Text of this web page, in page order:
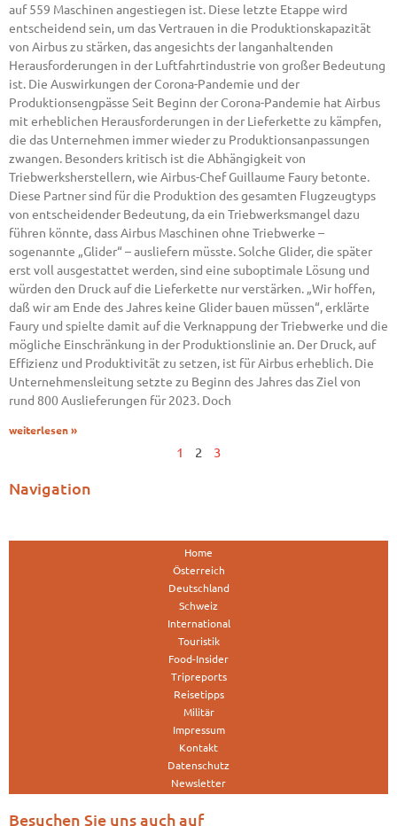
auf 559 Maschinen angestiegen ist. Diese letzte Etappe wird
entscheidend sein, um das Vertrauen in die Produktionskapazität
von Airbus zu stärken, das angesichts der langanhaltenden
Herausforderungen in der Luftfahrtindustrie von großer Bedeutung
ist. Die Auswirkungen der Corona-Pandemie und der
Produktionsengpässe Seit Beginn der Corona-Pandemie hat Airbus
mit erheblichen Herausforderungen in der Lieferkette zu kämpfen,
die das Unternehmen immer wieder zu Produktionsanpassungen
zwangen. Besonders kritisch ist die Abhängigkeit von
Triebwerksherstellern, wie Airbus-Chef Guillaume Faury betonte.
Diese Partner sind für die Produktion des gesamten Flugzeugtyps
von entscheidender Bedeutung, da ein Triebwerksmangel dazu
führen könnte, dass Airbus Maschinen ohne Triebwerke –
sogenannte „Glider“ – ausliefern müsste. Solche Glider, die später
erst voll ausgestattet werden, sind eine suboptimale Lösung und
würden den Druck auf die Lieferkette nur verstärken. „Wir hoffen,
daß wir am Ende des Jahres keine Glider bauen müssen“, erklärte
Faury und spielte damit auf die Verknappung der Triebwerke und die
mögliche Einschränkung in der Produktionslinie an. Der Druck, auf
Effizienz und Produktivität zu setzen, ist für Airbus erheblich. Die
Unternehmensleitung setzte zu Beginn des Jahres das Ziel von
rund 800 Auslieferungen für 2023. Doch
weiterlesen »
1 2 3
Navigation
Home
Österreich
Deutschland
Schweiz
International
Touristik
Food-Insider
Tripreports
Reisetipps
Militär
Impressum
Kontakt
Datenschutz
Newsletter
Besuchen Sie uns auch auf